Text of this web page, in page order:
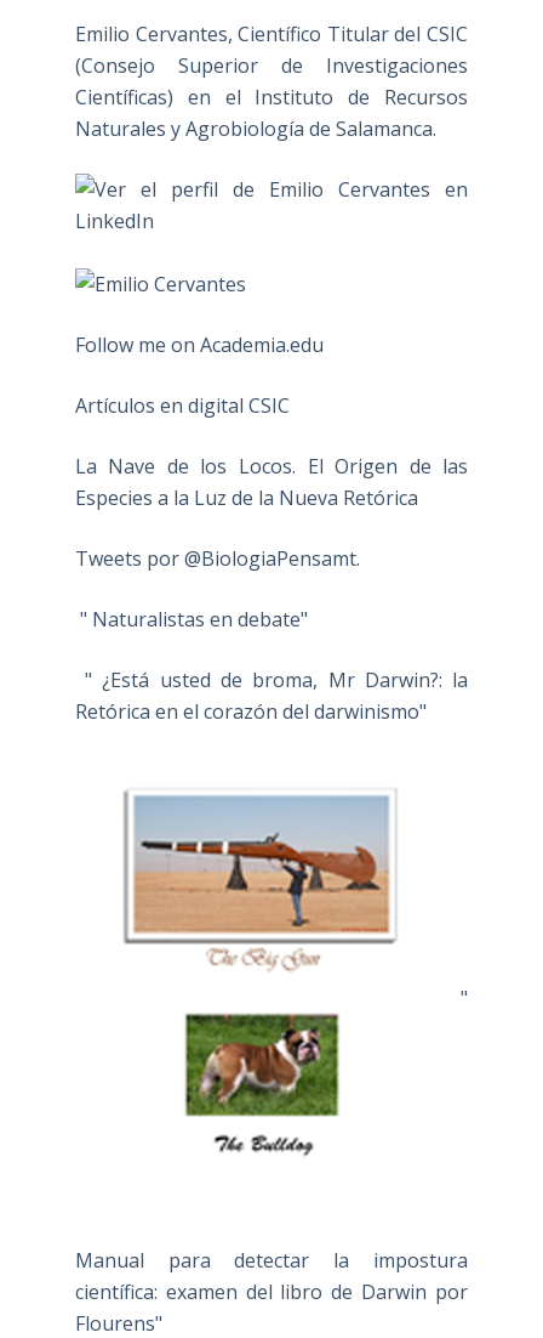
Emilio Cervantes, Científico Titular del CSIC
(Consejo Superior de Investigaciones
Científicas) en el Instituto de Recursos
Naturales y Agrobiología de Salamanca.
Follow me on Academia.edu
Artículos en digital CSIC
La Nave de los Locos. El Origen de las
Especies a la Luz de la Nueva Retórica
Tweets por @BiologiaPensamt.
" Naturalistas en debate"
" ¿Está usted de broma, Mr Darwin?: la
Retórica en el corazón del darwinismo"
"
Manual para detectar la impostura
científica: examen del libro de Darwin por
Flourens"